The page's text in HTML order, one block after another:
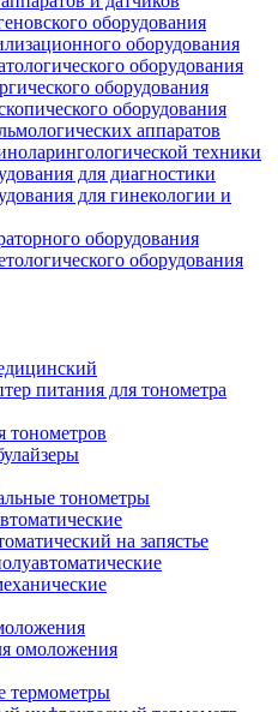
оборудования
оборудования
оборудования
оборудования
оборудования
аппаратов
техники
для диагностики
для гинекологии и
оборудования
оборудования
питания для тонометра
тонометры
на запястье
омоложения
термометры